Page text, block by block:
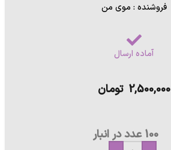
فروشنده : موی من
آماده ارسال
2,500,000 تومان
100 عدد در انبار